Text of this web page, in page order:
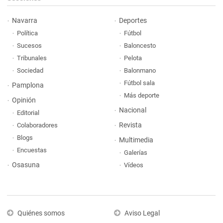
Navarra
Política
Sucesos
Tribunales
Sociedad
Pamplona
Opinión
Editorial
Colaboradores
Blogs
Encuestas
Osasuna
Deportes
Fútbol
Baloncesto
Pelota
Balonmano
Fútbol sala
Más deporte
Nacional
Revista
Multimedia
Galerías
Vídeos
Quiénes somos Aviso Legal